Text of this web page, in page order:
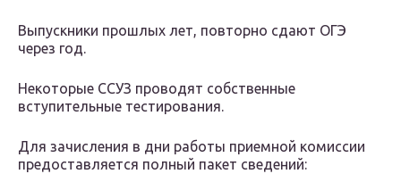
Выпускники прошлых лет, повторно сдают ОГЭ
через год.
Некоторые ССУЗ проводят собственные
вступительные тестирования.
Для зачисления в дни работы приемной комиссии
предоставляется полный пакет сведений: